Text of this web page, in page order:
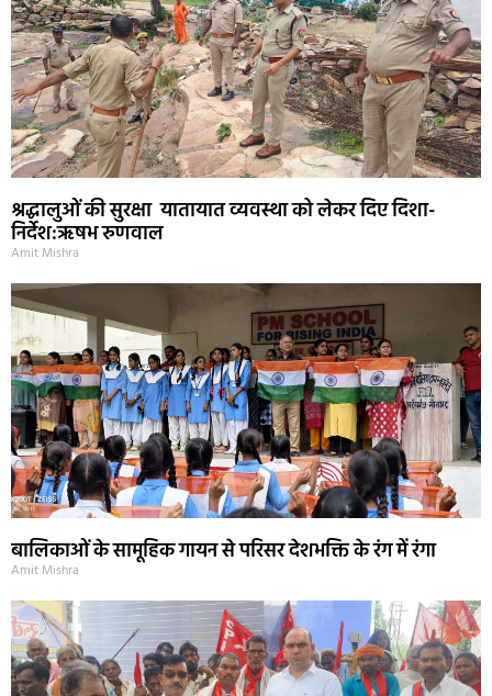
श्रद्धालुओं की सुरक्षा यातायात व्यवस्था को लेकर दिए दिशा-
निर्देश:ऋषभ रुणवाल
Amit Mishra
बालिकाओं के सामूहिक गायन से परिसर देशभक्ति के रंग में रंगा
Amit Mishra